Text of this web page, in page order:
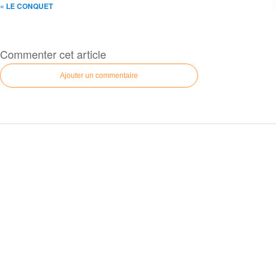
« LE CONQUET
Commenter cet article
Ajouter un commentaire